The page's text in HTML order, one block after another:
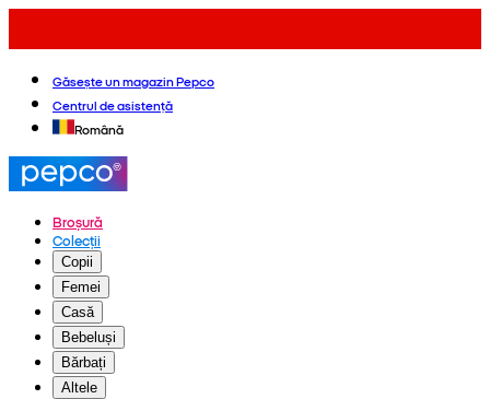
Găsește un magazin Pepco
Centrul de asistență
Română
Broșură
Colecții
Copii
Femei
Casă
Bebeluși
Bărbați
Altele